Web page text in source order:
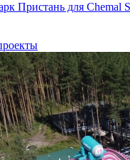
Пристань для Chemal